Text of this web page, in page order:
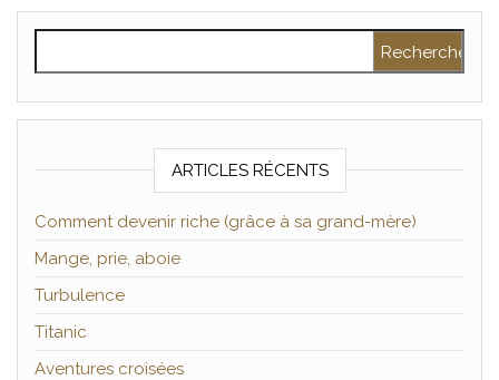
ARTICLES RÉCENTS
Comment devenir riche (grâce à sa grand-mère)
Mange, prie, aboie
Turbulence
Titanic
Aventures croisées